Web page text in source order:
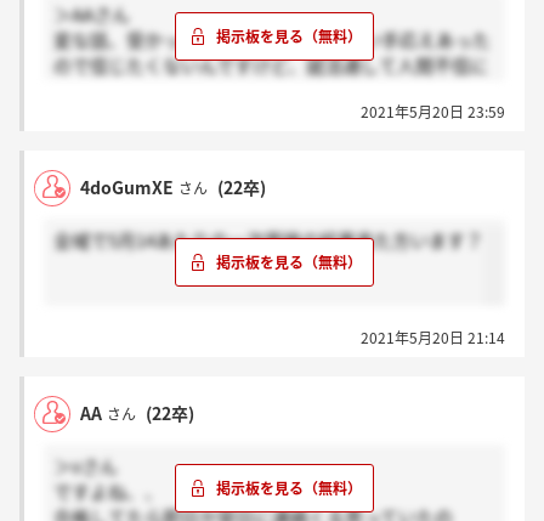
＞AAさん
変な話、受かったとしか思えないくらい手応えあった
ので信じたくないんですけど、就活通して人間不信に
2021年5月20日 23:59
4doGumXE さん (22卒)
全域で5月14あたりの一次面接の結果来た方います？
2021年5月20日 21:14
AA さん (22卒)
＞vさん
ですよね、、